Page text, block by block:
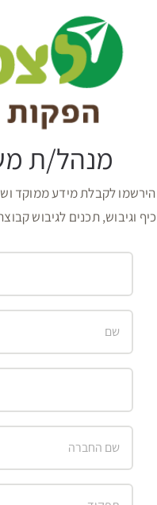
מנהל/ת
הירשמו לקבלת מידע ממוקד
כיף וגיבוש, תכנים לגיבוש